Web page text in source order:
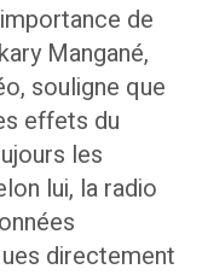
de
Mangané,
souligne que
effets du
les
lui, la radio
directement